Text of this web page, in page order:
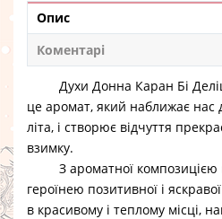
Опис
Коментарі
Духи Донна Каран Бі
це аромат, який наближає нас
літа, і створює відчуття
взимку.
З ароматної композицією
героїнею позитивної і яскравої
в красивому і теплому місці,